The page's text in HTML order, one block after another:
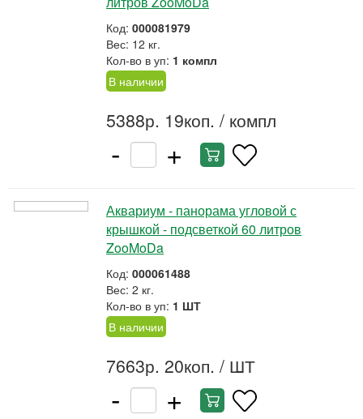
Код: 000081979
Вес: 12 кг.
Кол-во в уп: 1 компл
В наличии
5388р. 19коп. / компл
- +
Аквариум - панорама угловой с
крышкой - подсветкой 60 литров
ZooMoDa
Код: 000061488
Вес: 2 кг.
Кол-во в уп: 1 ШТ
В наличии
7663р. 20коп. / ШТ
- +